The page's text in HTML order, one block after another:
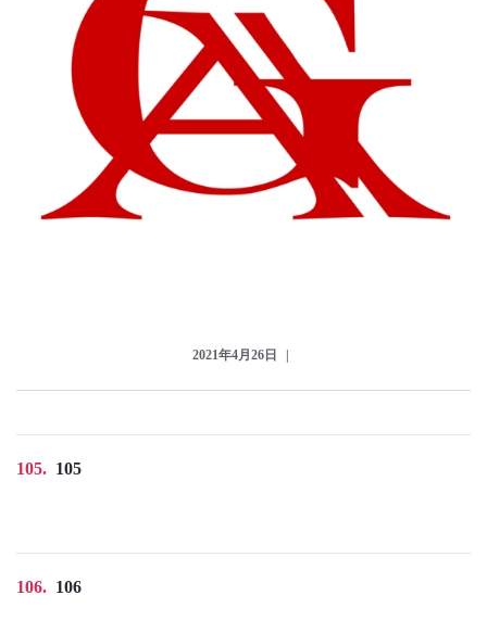
2021年4月26日
105 105
106 106